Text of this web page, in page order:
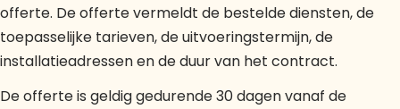
offerte. De offerte vermeldt de bestelde diensten, de
toepasselijke tarieven, de uitvoeringstermijn, de
installatieadressen en de duur van het contract.
De offerte is geldig gedurende 30 dagen vanaf de